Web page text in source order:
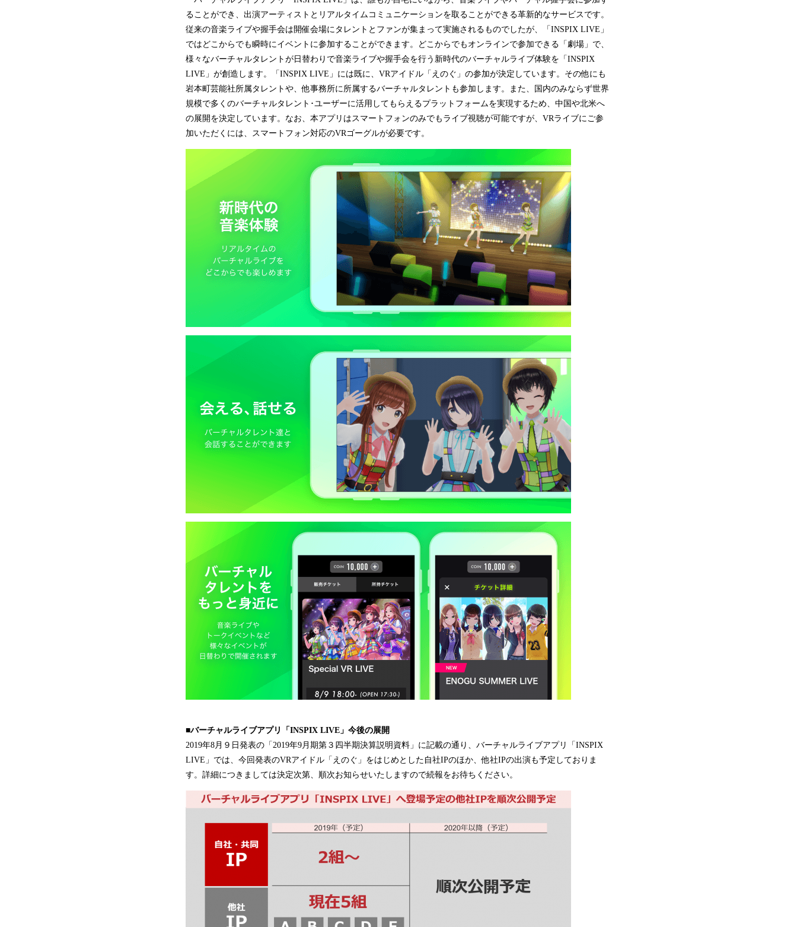
ることができ、出演アーティストとリアルタイムコミュニケーションを取ることができる革新的なサービスです。
従来の音楽ライブや握手会は開催会場にタレントとファンが集まって実施されるものでしたが、「INSPIX LIVE」
ではどこからでも瞬時にイベントに参加することができます。どこからでもオンラインで参加できる「劇場」で、
様々なバーチャルタレントが日替わりで音楽ライブや握手会を行う新時代のバーチャルライブ体験を「INSPIX
LIVE」が創造します。「INSPIX LIVE」には既に、VRアイドル「えのぐ」の参加が決定しています。その他にも
岩本町芸能社所属タレントや、他事務所に所属するバーチャルタレントも参加します。また、国内のみならず世界
規模で多くのバーチャルタレント･ユーザーに活用してもらえるプラットフォームを実現するため、中国や北米へ
の展開を決定しています。なお、本アプリはスマートフォンのみでもライブ視聴が可能ですが、VRライブにご参
加いただくには、スマートフォン対応のVRゴーグルが必要です。
■バーチャルライブアプリ「INSPIX LIVE」今後の展開
2019年8月９日発表の「2019年9月期第３四半期決算説明資料」に記載の通り、バーチャルライブアプリ「INSPIX
LIVE」では、今回発表のVRアイドル「えのぐ」をはじめとした自社IPのほか、他社IPの出演も予定しておりま
す。詳細につきましては決定次第、順次お知らせいたしますので続報をお待ちください。